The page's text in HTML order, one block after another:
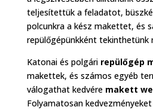
teljesítettük a feladatot,
polcunkra a kész makettet, és
repülőgépünkként tekinthetünk
Katonai és polgári repülőgép
makettek, és számos egyéb
válogathat kedvére makett
Folyamatosan